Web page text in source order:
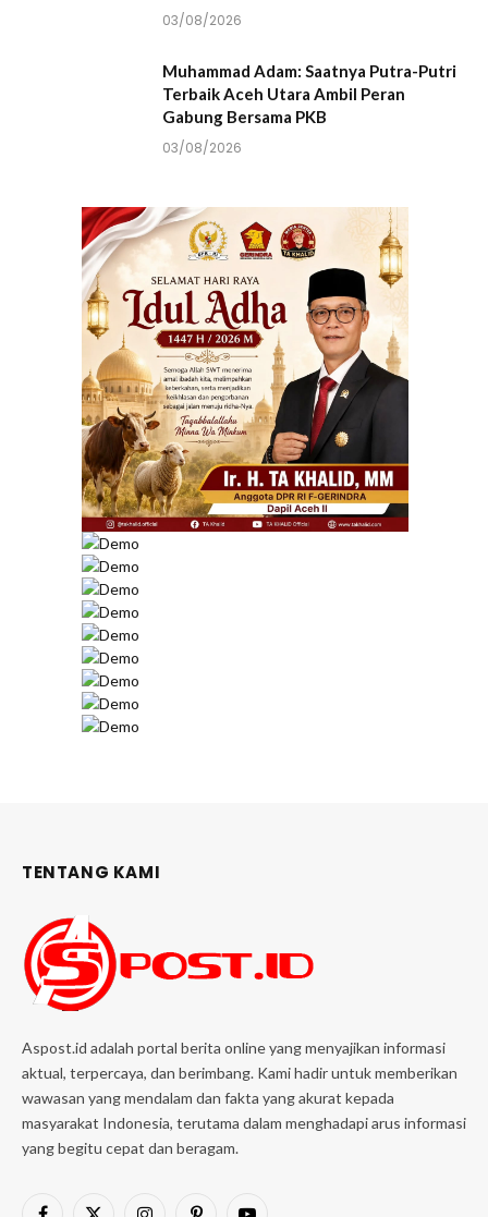
03/08/2026
Muhammad Adam: Saatnya Putra-Putri
Terbaik Aceh Utara Ambil Peran
Gabung Bersama PKB
03/08/2026
TENTANG KAMI
Aspost.id adalah portal berita online yang menyajikan informasi
aktual, terpercaya, dan berimbang. Kami hadir untuk memberikan
wawasan yang mendalam dan fakta yang akurat kepada
masyarakat Indonesia, terutama dalam menghadapi arus informasi
yang begitu cepat dan beragam.